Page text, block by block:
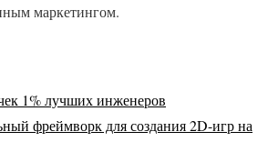
маркетингом.
1% лучших инженеров
фреймворк для создания 2D-игр на